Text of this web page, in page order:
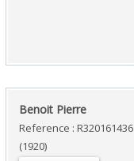
‎Benoit Pierre‎
Reference : R320161436
(1920)